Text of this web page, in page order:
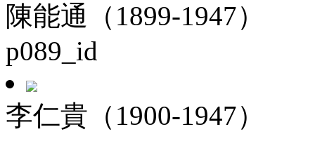
陳能通（1899-1947）
p089_id
李仁貴（1900-1947）